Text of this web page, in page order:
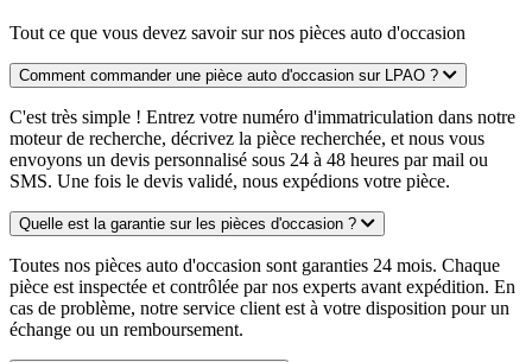
Tout ce que vous devez savoir sur nos pièces auto d'occasion
Comment commander une pièce auto d'occasion sur LPAO ?
C'est très simple ! Entrez votre numéro d'immatriculation dans notre
moteur de recherche, décrivez la pièce recherchée, et nous vous
envoyons un devis personnalisé sous 24 à 48 heures par mail ou
SMS. Une fois le devis validé, nous expédions votre pièce.
Quelle est la garantie sur les pièces d'occasion ?
Toutes nos pièces auto d'occasion sont garanties 24 mois. Chaque
pièce est inspectée et contrôlée par nos experts avant expédition. En
cas de problème, notre service client est à votre disposition pour un
échange ou un remboursement.